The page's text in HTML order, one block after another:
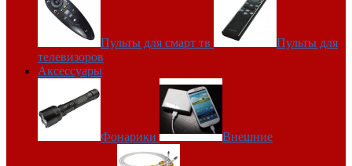
Пульты для смарт тв
Пульты для
телевизоров
Аксессуары
Фонарики Внешние